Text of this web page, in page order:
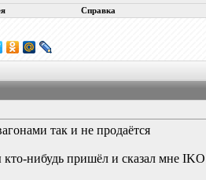
Справка
так и не продаётся
нибудь пришёл и сказал мне